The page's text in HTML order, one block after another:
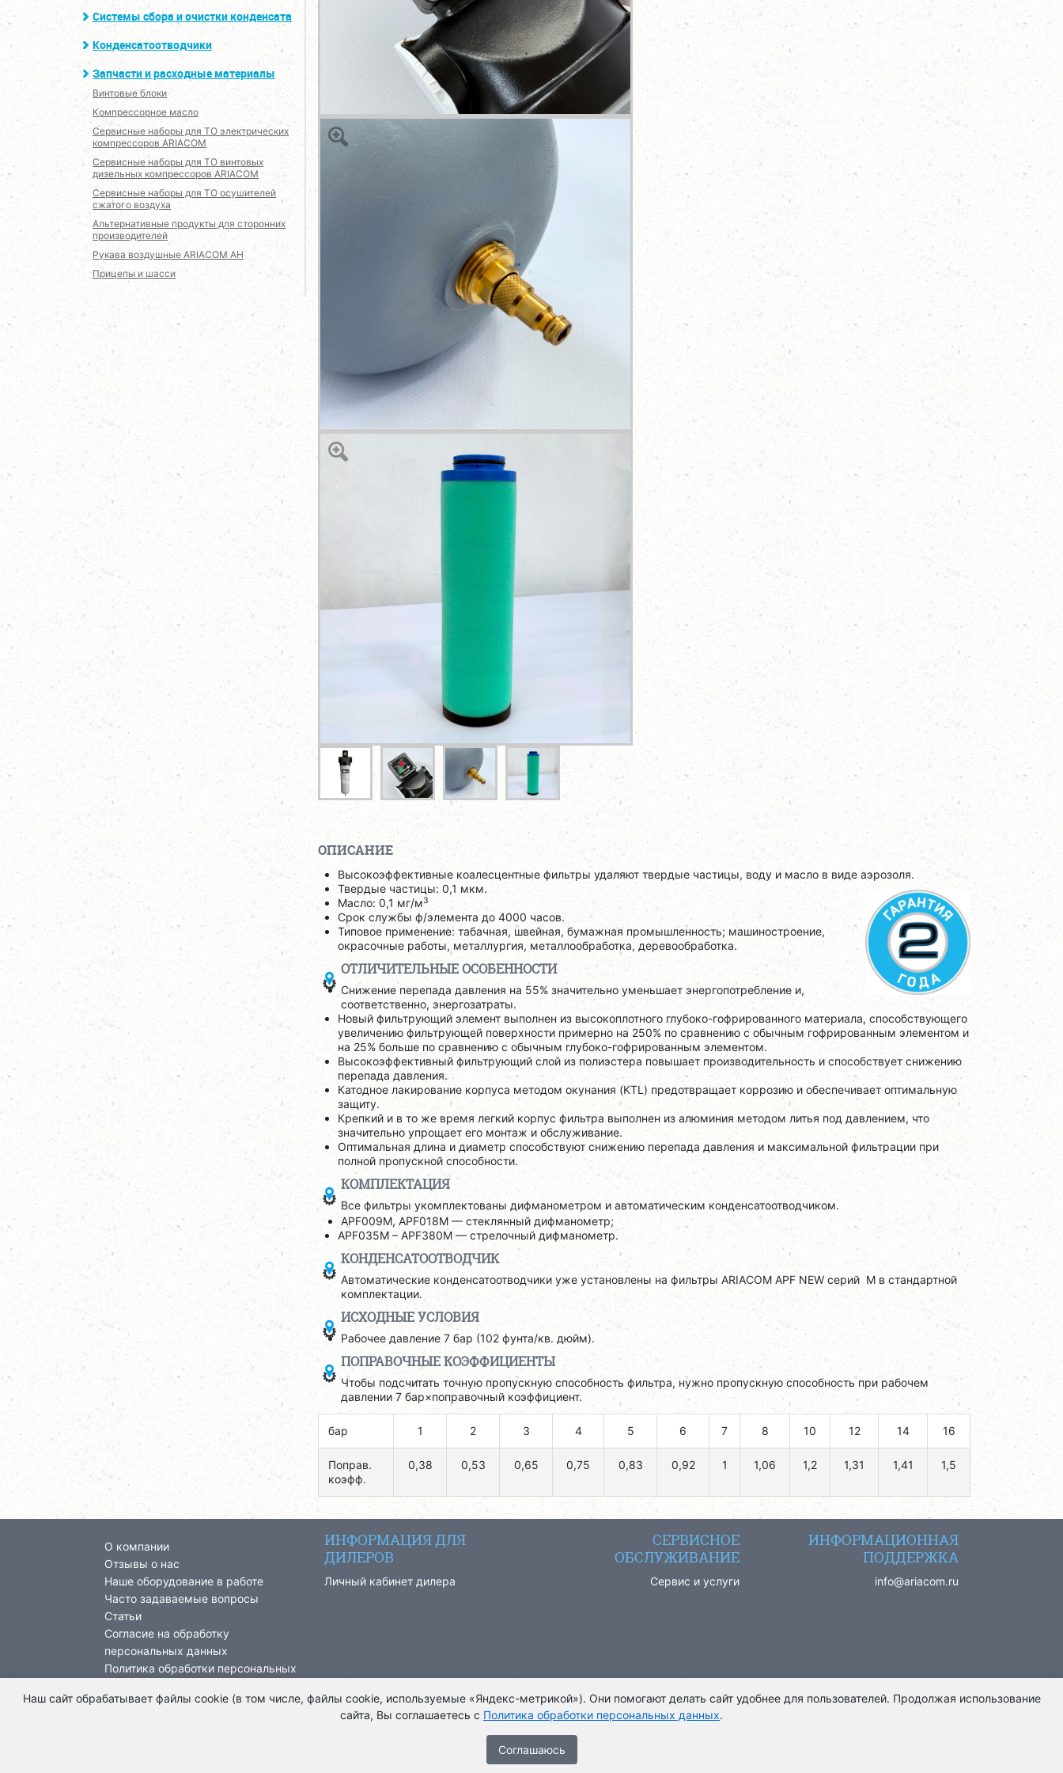
Системы сбора и очистки конденсата
Конденсатоотводчики
Запчасти и расходные материалы
Винтовые блоки
Компрессорное масло
Сервисные наборы для ТО электрических
компрессоров ARIACOM
Сервисные наборы для ТО винтовых
дизельных компрессоров ARIACOM
Сервисные наборы для ТО осушителей
сжатого воздуха
Альтернативные продукты для сторонних
производителей
Рукава воздушные ARIACOM AH
Прицепы и шасси
ОПИСАНИЕ
Высокоэффективные коалесцентные фильтры удаляют твердые частицы, воду и масло в виде аэрозоля.
Твердые частицы: 0,1 мкм.
Масло: 0,1 мг/м3
Срок службы ф/элемента до 4000 часов.
Типовое применение: табачная, швейная, бумажная промышленность; машиностроение,
окрасочные работы, металлургия, металлообработка, деревообработка.
ОТЛИЧИТЕЛЬНЫЕ ОСОБЕННОСТИ
Снижение перепада давления на 55% значительно уменьшает энергопотребление и,
соответственно, энергозатраты.
Новый фильтрующий элемент выполнен из высокоплотного глубоко-гофрированного материала, способствующего
увеличению фильтрующей поверхности примерно на 250% по сравнению с обычным гофрированным элементом и
на 25% больше по сравнению с обычным глубоко-гофрированным элементом.
Высокоэффективный фильтрующий слой из полиэстера повышает производительность и способствует снижению
перепада давления.
Катодное лакирование корпуса методом окунания (KTL) предотвращает коррозию и обеспечивает оптимальную
защиту.
Крепкий и в то же время легкий корпус фильтра выполнен из алюминия методом литья под давлением, что
значительно упрощает его монтаж и обслуживание.
Оптимальная длина и диаметр способствуют снижению перепада давления и максимальной фильтрации при
полной пропускной способности.
КОМПЛЕКТАЦИЯ
Все фильтры укомплектованы дифманометром и автоматическим конденсатоотводчиком.
APF009M, APF018M — стеклянный дифманометр;
APF035M – APF380M — стрелочный дифманометр.
КОНДЕНСАТООТВОДЧИК
Автоматические конденсатоотводчики уже установлены на фильтры ARIACOM APF NEW серий M в стандартной
комплектации.
ИСХОДНЫЕ УСЛОВИЯ
Рабочее давление 7 бар (102 фунта/кв. дюйм).
ПОПРАВОЧНЫЕ КОЭФФИЦИЕНТЫ
Чтобы подсчитать точную пропускную способность фильтра, нужно пропускную способность при рабочем
давлении 7 бар×поправочный коэффициент.
бар 1 2 3 4 5 6 7 8 10 12 14 16
Поправ.
коэфф.
0,38 0,53 0,65 0,75 0,83 0,92 1 1,06 1,2 1,31 1,41 1,5
О компании
Отзывы о нас
Наше оборудование в работе
Часто задаваемые вопросы
Статьи
Согласие на обработку
персональных данных
Политика обработки персональных
ИНФОРМАЦИЯ ДЛЯ
ДИЛЕРОВ
Личный кабинет дилера
СЕРВИСНОЕ
ОБСЛУЖИВАНИЕ
Сервис и услуги
ИНФОРМАЦИОННАЯ
ПОДДЕРЖКА
info@ariacom.ru
Наш сайт обрабатывает файлы cookie (в том числе, файлы cookie, используемые «Яндекс-метрикой»). Они помогают делать сайт удобнее для пользователей. Продолжая использование
сайта, Вы соглашаетесь с Политика обработки персональных данных.
Cоглашаюсь